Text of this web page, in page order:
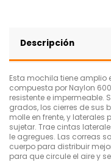
Descripción
Esta mochila tiene amplio
compuesta por Naylon
resistente e impermeable.
grados, los cierres de sus
molle en frente, y
sujetar. Trae cintas
le agregues. Las correas
cuerpo para distribuir
para que circule el aire y